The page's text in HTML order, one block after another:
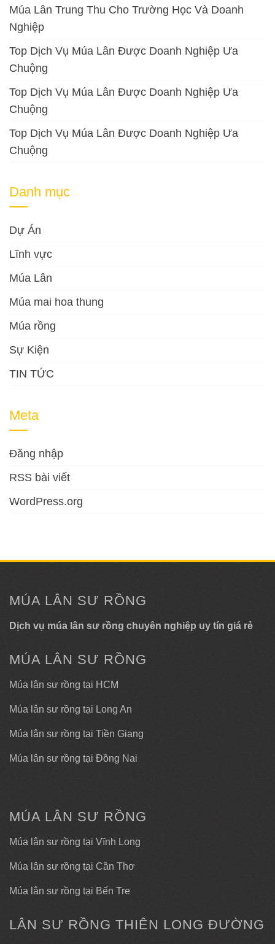
Múa Lân Trung Thu Cho Trường Học Và Doanh
Nghiệp
Top Dịch Vụ Múa Lân Được Doanh Nghiệp Ưa
Chuộng
Top Dịch Vụ Múa Lân Được Doanh Nghiệp Ưa
Chuộng
Top Dịch Vụ Múa Lân Được Doanh Nghiệp Ưa
Chuộng
Danh mục
Dự Án
Lĩnh vực
Múa Lân
Múa mai hoa thung
Múa rồng
Sự Kiện
TIN TỨC
Meta
Đăng nhập
RSS bài viết
WordPress.org
MÚA LÂN SƯ RỒNG
Dịch vụ múa lân sư rồng chuyên nghiệp uy tín giá rẻ
MÚA LÂN SƯ RỒNG
Múa lân sư rồng tại HCM
Múa lân sư rồng tại Long An
Múa lân sư rồng tại Tiền Giang
Múa lân sư rồng tại Đồng Nai
MÚA LÂN SƯ RỒNG
Múa lân sư rồng tại Vĩnh Long
Múa lân sư rồng tại Cần Thơ
Múa lân sư rồng tại Bến Tre
LÂN SƯ RỒNG THIÊN LONG ĐƯỜNG